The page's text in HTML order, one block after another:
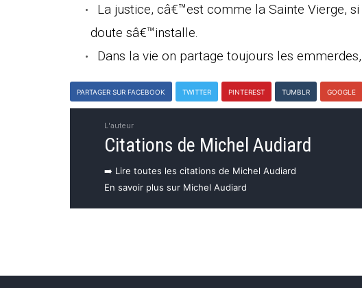
La justice, câ€™est comme la Sainte Vierge,
doute sâ€™installe.
Dans la vie on partage toujours les
PARTAGER SUR FACEBOOK TWITTER PINTEREST TUMBLR GOOGLE
L'auteur
Citations de Michel Audiard
➡️ Lire toutes les citations de Michel Audiard
En savoir plus sur Michel Audiard